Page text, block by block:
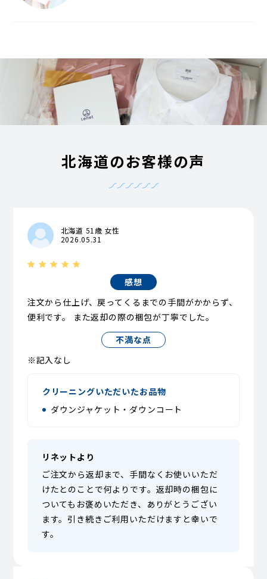
北海道のお客様の声
北海道 51歳 女性
2026.05.31
感想
注文から仕上げ、戻ってくるまでの手間がかからず、
便利です。 また返却の際の梱包が丁寧でした。
不満な点
※記入なし
クリーニングいただいたお品物
ダウンジャケット・ダウンコート
リネットより
ご注文から返却まで、手間なくお使いいただ
けたとのことで何よりです。返却時の梱包に
ついてもお褒めいただき、ありがとうござい
ます。引き続きご利用いただけますと幸いで
す。